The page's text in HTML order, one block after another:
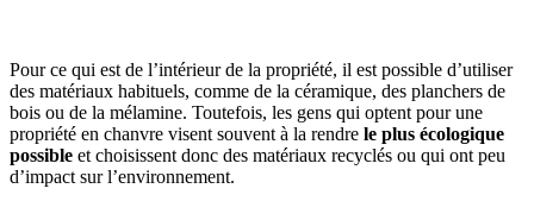
Pour ce qui est de l’intérieur de la propriété, il est possible d’utiliser
des matériaux habituels, comme de la céramique, des planchers de
bois ou de la mélamine. Toutefois, les gens qui optent pour une
propriété en chanvre visent souvent à la rendre le plus écologique
possible et choisissent donc des matériaux recyclés ou qui ont peu
d’impact sur l’environnement.